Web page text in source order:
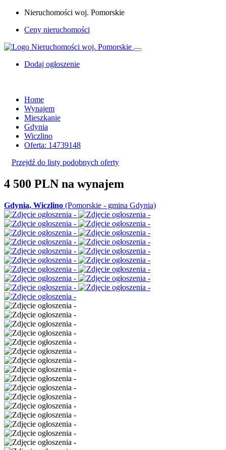
Nieruchomości woj. Pomorskie
Ceny nieruchomości
Dodaj ogłoszenie
Home
Wynajem
Mieszkanie
Gdynia
Wiczlino
Oferta: 14739148
Przejdź do listy podobnych oferty
4 500 PLN na wynajem
Gdynia, Wiczlino (Pomorskie - gmina Gdynia)